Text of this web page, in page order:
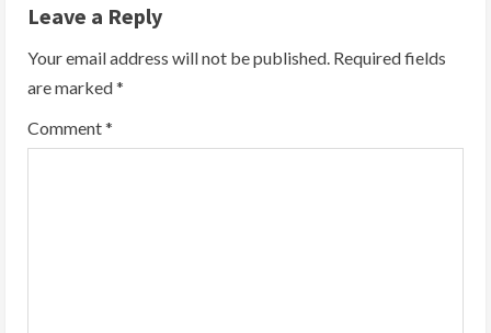
u
e
R
Leave a Reply
Your email address will not be published. Required fields
are marked*
Comment*